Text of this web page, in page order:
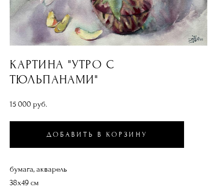
КАРТИНА "УТРО С
ТЮЛЬПАНАМИ"
15 000 pуб.
ДОБАВИТЬ В КОРЗИНУ
бумага, акварель
38х49 см